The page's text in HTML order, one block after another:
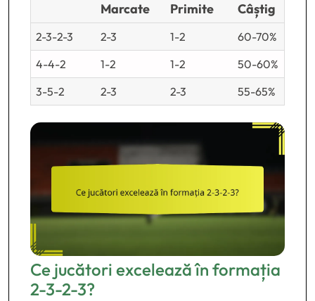
Marcate
Primite
Câștig
2-3-2-3 2-3 1-2
60-70%
4-4-2
1-2 1-2
50-60%
3-5-2
2-3 2-3 55-65%
Ce jucători excelează în formația
2-3-2-3?